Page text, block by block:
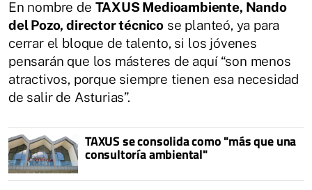
En nombre de TAXUS Medioambiente, Nando
del Pozo, director técnico se planteó, ya para
cerrar el bloque de talento, si los jóvenes
pensarán que los másteres de aquí “son menos
atractivos, porque siempre tienen esa necesidad
de salir de Asturias”.
TAXUS se consolida como "más que una
consultoría ambiental"